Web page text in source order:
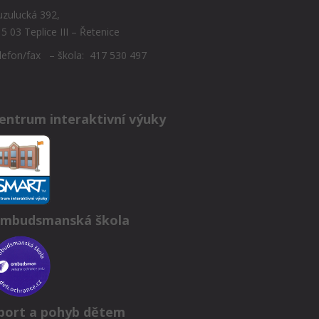
392,
03 Teplice III – Řetenice
fax – škola: 417 530 497
interaktivní výuky
škola
a pohyb dětem